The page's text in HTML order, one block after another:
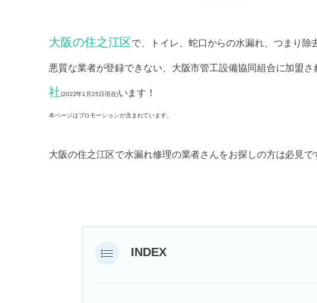
大阪の住之江区で、トイレ、蛇口からの水漏れ、つまり除
悪質な業者が登録できない、大阪市管工設備協同組合に加盟
社(2022年1月25日現在)います！
本ページはプロモーションが含まれています。
大阪の住之江区で水漏れ修理の業者さんをお探しの方は必見で
INDEX